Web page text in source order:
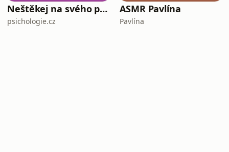
Neštěkej na svého psa
psichologie.cz
ASMR Pavlína
Pavlína